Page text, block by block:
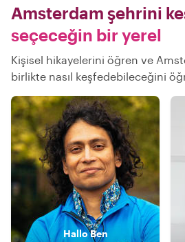
Amsterdam şehrini
seçeceğin bir yerel
Kişisel hikayelerini öğren ve
birlikte nasıl keşfedebileceğini
HalloBen